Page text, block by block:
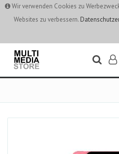
Wir verwenden Cookies zu
Websites zu verbessern.